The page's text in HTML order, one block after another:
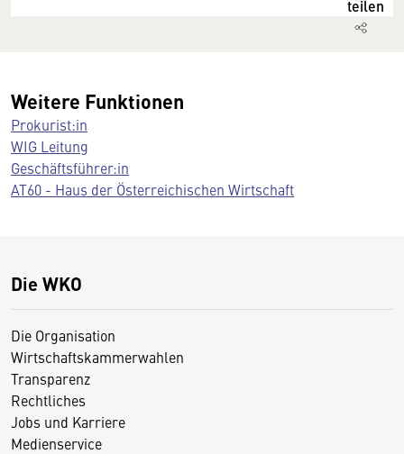
teilen
Weitere Funktionen
Prokurist:in
WIG Leitung
Geschäftsführer:in
AT60 - Haus der Österreichischen Wirtschaft
Die WKO
Die Organisation
Wirtschaftskammerwahlen
Transparenz
Rechtliches
Jobs und Karriere
Medienservice